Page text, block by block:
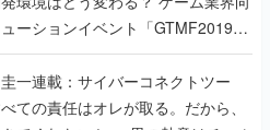
ーションイベント「GTMF2019」
、より理解を深めよう【PR】
圭一連載：サイバーコネクトツー
ての責任はオレが取る。だから、